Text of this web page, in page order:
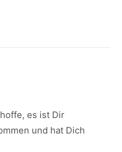
es ist Dir
und hat Dich